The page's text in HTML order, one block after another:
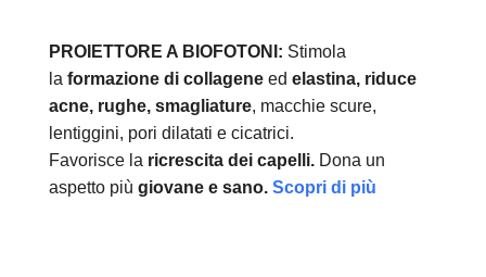
PROIETTORE A BIOFOTONI: Stimola
la formazione di collagene ed elastina, riduce
acne, rughe, smagliature, macchie scure,
lentiggini, pori dilatati e cicatrici.
Favorisce la ricrescita dei capelli. Dona un
aspetto più giovane e sano. Scopri di più